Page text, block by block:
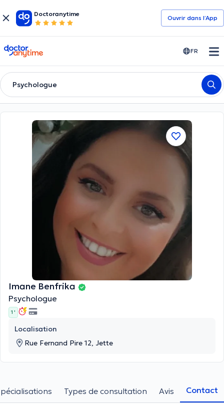
Doctoranytime
Ouvrir dans l’App
doctoranytime FR
Psychologue
Imane Benfrika
Psychologue
1 '
Localisation
Rue Fernand Pire 12, Jette
Types de consultation Avis Contact